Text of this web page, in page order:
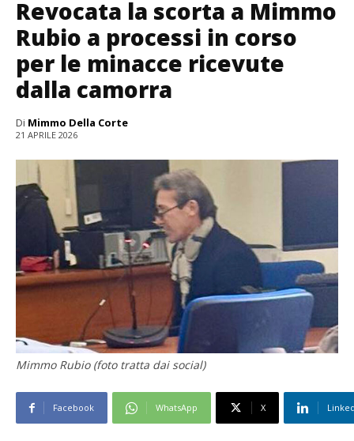
Revocata la scorta a Mimmo
Rubio a processi in corso
per le minacce ricevute
dalla camorra
Di Mimmo Della Corte
21 APRILE 2026
Mimmo Rubio (foto tratta dai social)
Facebook WhatsApp X